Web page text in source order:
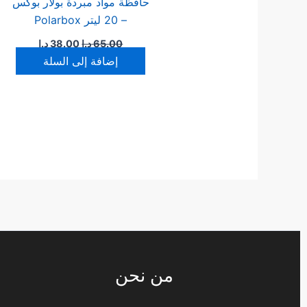
– 20 ليتر Polarbox
65.00د.ا38.00د.ا
إضافة إلى السلة
من نحن